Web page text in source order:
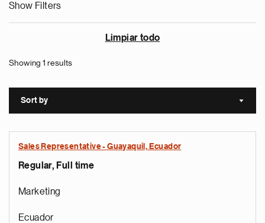
Show Filters
Limpiar todo
Showing 1 results
Sort by Sort
Sales Representative - Guayaquil, Ecuador
Regular, Full time
Marketing
Ecuador